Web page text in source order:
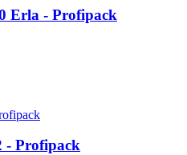
Erla - Profipack
- Profipack